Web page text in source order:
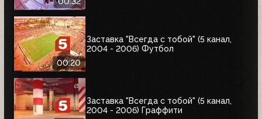
00:20
Заставка "Всегда с тобой" (5 канал,
2004 - 2006) Футбол
Заставка "Всегда с тобой" (5 канал,
2004 - 2006) Граффити